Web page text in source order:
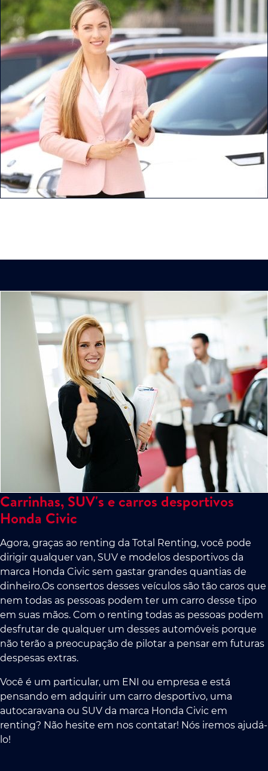
Carrinhas, SUV's e carros desportivos
Honda Civic
Agora, graças ao renting da Total Renting, você pode
dirigir qualquer van, SUV e modelos desportivos da
marca Honda Civic sem gastar grandes quantias de
dinheiro.Os consertos desses veículos são tão caros que
nem todas as pessoas podem ter um carro desse tipo
em suas mãos. Com o renting todas as pessoas podem
desfrutar de qualquer um desses automóveis porque
não terão a preocupação de pilotar a pensar em futuras
despesas extras.
Você é um particular, um ENI ou empresa e está
pensando em adquirir um carro desportivo, uma
autocaravana ou SUV da marca Honda Civic em
renting? Não hesite em nos contatar! Nós iremos ajudá-
lo!